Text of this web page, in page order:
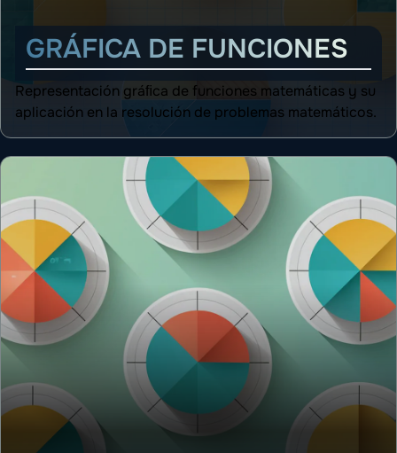
GRÁFICA DE FUNCIONES
Representación gráﬁca de funciones matemáticas y su
aplicación en la resolución de problemas matemáticos.